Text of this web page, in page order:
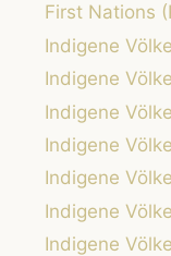
First Nations
Indigene
Indigene
Indigene
Indigene
Indigene
Indigene
Indigene